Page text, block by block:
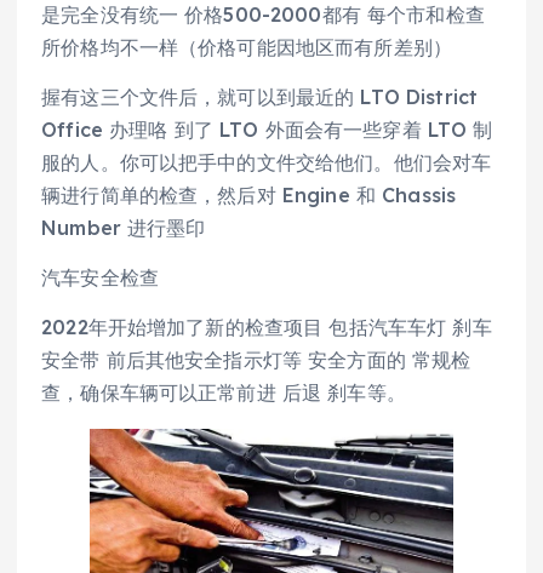
是完全没有统一 价格500-2000都有 每个市和检查
所价格均不一样（价格可能因地区而有所差别）
握有这三个文件后，就可以到最近的 LTO District
Office 办理咯 到了 LTO 外面会有一些穿着 LTO 制
服的人。你可以把手中的文件交给他们。他们会对车
辆进行简单的检查，然后对 Engine 和 Chassis
Number 进行墨印
汽车安全检查
2022年开始增加了新的检查项目 包括汽车车灯 刹车
安全带 前后其他安全指示灯等 安全方面的 常规检
查，确保车辆可以正常前进 后退 刹车等。